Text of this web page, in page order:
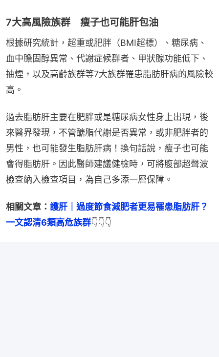
7大高風險族群 瘦子也可能肝包油
根據研究統計，超重或肥胖（BMI超標）、糖尿病、
血中膽固醇異常、代謝症候群者、甲狀腺功能低下、
抽煙，以及高齡族群等7大族群罹患脂肪肝病的風險較
高。
過去脂肪肝主要在肥胖或是糖尿病女性身上出現，後
來醫界發現，不管醣脂代謝是否異常，或非肥胖者的
男性，也可能發生脂肪肝病！換句話說，瘦子也可能
會得脂肪肝。因此醫師建議健檢時，可將腹部超聲波
檢查納入檢查項目，為自己多添一層保障。
相關文章： 護肝｜過度節食減肥者更易罹患脂肪肝？
一文認清6類高危族群👇👇👇